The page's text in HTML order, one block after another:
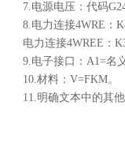
7.电源电压：代码
8.电力连接4WRE：
电力连接4WREE：
9.电子接口：A1=名
10.材料：V=FKM。
11.明确文本中的其